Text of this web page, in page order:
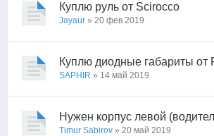
Куплю руль от Scirocco
Jayaur » 20 фев 2019
Куплю диодные габариты от
SAPHIR » 14 май 2019
Нужен корпус левой
Timur Sabirov » 20 май 2019